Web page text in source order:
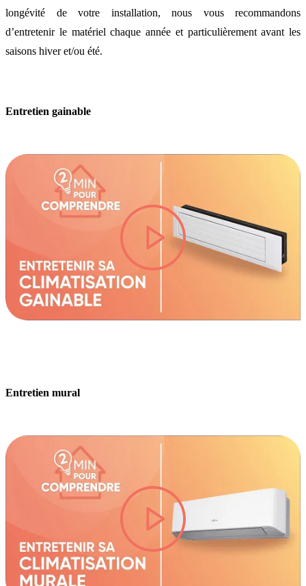
longévité de votre installation, nous vous recommandons
d’entretenir le matériel chaque année et particulièrement avant les
saisons hiver et/ou été.
Entretien gainable
lire la vidéo
Entretien mural
lire la vidéo